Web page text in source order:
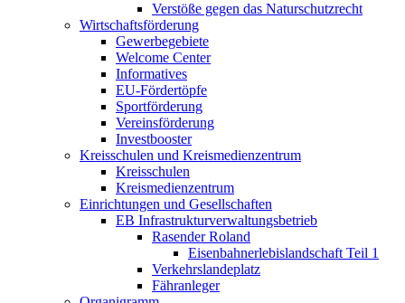
Verstöße gegen das Naturschutzrecht
Wirtschaftsförderung
Gewerbegebiete
Welcome Center
Informatives
EU-Fördertöpfe
Sportförderung
Vereinsförderung
Investbooster
Kreisschulen und Kreismedienzentrum
Kreisschulen
Kreismedienzentrum
Einrichtungen und Gesellschaften
EB Infrastruktur­verwaltungsbetrieb
Rasender Roland
Eisenbahnerlebis­landschaft Teil 1
Verkehrslandeplatz
Fähranleger